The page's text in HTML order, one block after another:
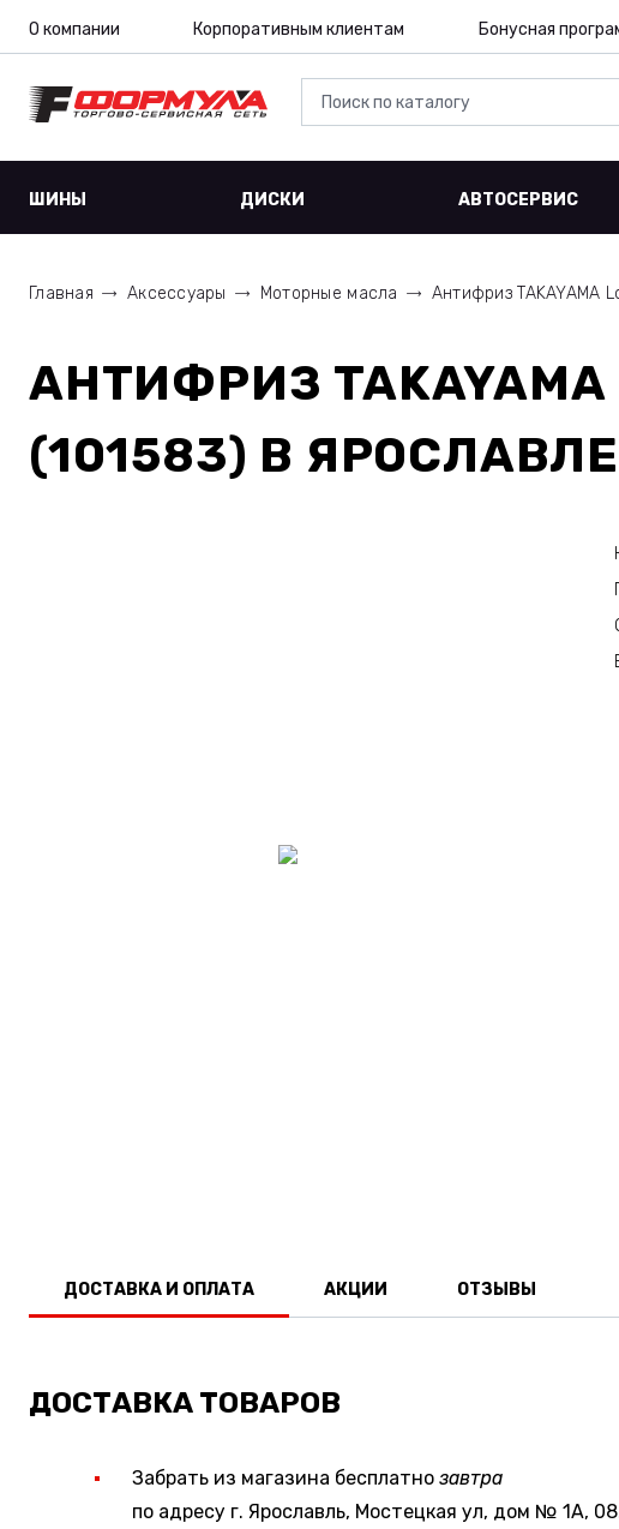
О компании Корпоративным клиентам Бонусная
ШИНЫ ДИСКИ АВТОСЕРВИС
Главная Аксессуары Моторные масла Антифриз TAKAYAMA
АНТИФРИЗ TAKAYAMA
(101583) В ЯРОСЛАВЛЕ
ДОСТАВКА И ОПЛАТА АКЦИИ ОТЗЫВЫ
ДОСТАВКА ТОВАРОВ
Забрать из магазина бесплатно завтра
по адресу г. Ярославль, Мостецкая ул, дом № 1А,